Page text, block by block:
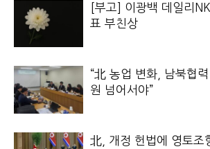
[부고] 이광백 데일리
표 부친상
“北 농업 변화, 남북협
원 넘어서야”
北, 개정 헌법에 영토조